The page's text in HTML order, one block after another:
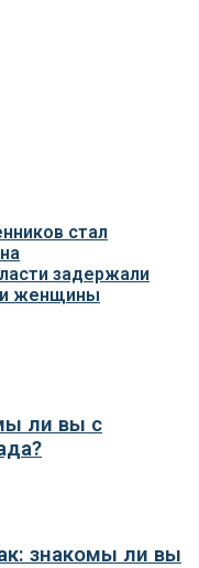
стал
задержали
женщины
ли вы с
знакомы ли вы